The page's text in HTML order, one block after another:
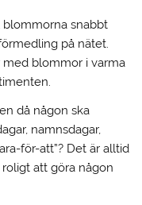
blommorna snabbt
på nätet.
blommor i varma
då någon ska
namnsdagar,
för-att”? Det är alltid
att göra någon